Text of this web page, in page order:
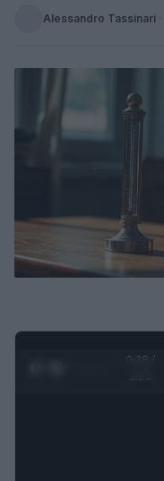
Alessandro Tassinari ·
0:29 /